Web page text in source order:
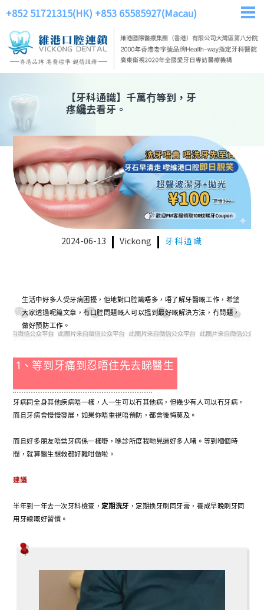
+852 51721315(HK) +853 65585927(Macau)
【牙科通識】 千萬冇等到，牙
疼纔去看牙。
2024-06-13 Vickong 牙科通識
生活中好多人受牙病困擾，佢地對口腔識唔多，唔了解牙醫嘅工作，希望
大家透過呢篇文章，有口腔問題嘅人可以搵到最好嘅解決方法，冇問題，
做好預防工作。
1、等到牙痛到忍唔住先去睇醫生
牙病同全身其他疾病唔一樣，人一生可以冇其他病，但幾少有人可以冇牙病，
而且牙病會慢慢發展，如果你唔重視唔預防，都會後悔莫及。
而且好多朋友唔當牙病係一樣嘢，喺診所度我哋見過好多人啫。等到嗰個時
間，就算醫生想救都好難咁做啦。
建議
半年到一年去一次牙科檢查，定期洗牙，定期換牙刷同牙膏，養成早晚刷牙同
用牙線嘅好習慣。